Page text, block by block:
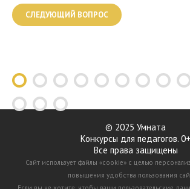
© 2025 Умната
Конкурсы для педагогов. 0+
Все права защищены
Сайт использует файлы «cookie» с целью
повышения удобства пользования